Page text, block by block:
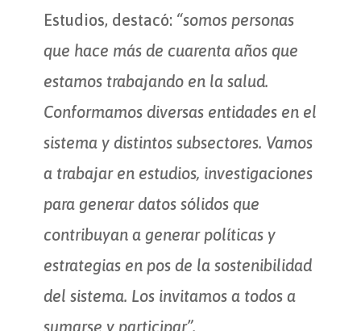
Estudios, destacó: “somos personas
que hace más de cuarenta años que
estamos trabajando en la salud.
Conformamos diversas entidades en el
sistema y distintos subsectores. Vamos
a trabajar en estudios, investigaciones
para generar datos sólidos que
contribuyan a generar políticas y
estrategias en pos de la sostenibilidad
del sistema. Los invitamos a todos a
sumarse y participar”.